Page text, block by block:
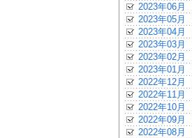
2023年06月
2023年05月
2023年04月
2023年03月
2023年02月
2023年01月
2022年12月
2022年11月
2022年10月
2022年09月
2022年08月